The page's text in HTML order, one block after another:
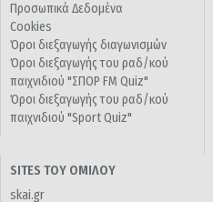
Προσωπικά Δεδομένα
Cookies
Όροι διεξαγωγής διαγωνισμών
Όροι διεξαγωγής του ραδ/κού
παιχνιδιού "ΣΠΟΡ FM Quiz"
Όροι διεξαγωγής του ραδ/κού
παιχνιδιού "Sport Quiz"
SITES ΤΟΥ ΟΜΙΛΟΥ
skai.gr